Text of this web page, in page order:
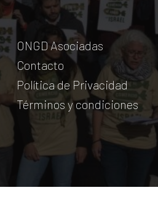
ONGD Asociadas
Contacto
Política de Privacidad
Términos y condiciones